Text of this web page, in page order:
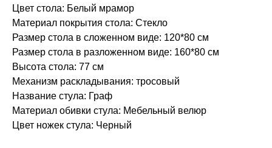
Цвет стола: Белый мрамор
Материал покрытия стола: Стекло
Размер стола в сложенном виде: 120*80 см
Размер стола в разложенном виде: 160*80 см
Высота стола: 77 см
Механизм раскладывания: тросовый
Название стула: Граф
Материал обивки стула: Мебельный велюр
Цвет ножек стула: Черный